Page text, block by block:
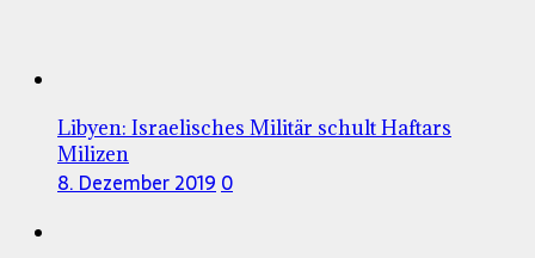
Libyen: Israelisches Militär schult Haftars
Milizen
8. Dezember 2019 0